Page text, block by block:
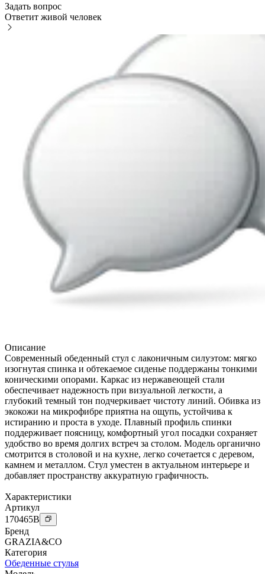
Задать вопрос
Ответит живой человек
Описание
Современный обеденный стул с лаконичным силуэтом: мягко
изогнутая спинка и обтекаемое сиденье поддержаны тонкими
коническими опорами. Каркас из нержавеющей стали
обеспечивает надежность при визуальной легкости, а
глубокий темный тон подчеркивает чистоту линий. Обивка из
экокожи на микрофибре приятна на ощупь, устойчива к
истиранию и проста в уходе. Плавный профиль спинки
поддерживает поясницу, комфортный угол посадки сохраняет
удобство во время долгих встреч за столом. Модель органично
смотрится в столовой и на кухне, легко сочетается с деревом,
камнем и металлом. Стул уместен в актуальном интерьере и
добавляет пространству аккуратную графичность.
Характеристики
Артикул
170465B
Бренд
GRAZIA&CO
Категория
Обеденные стулья